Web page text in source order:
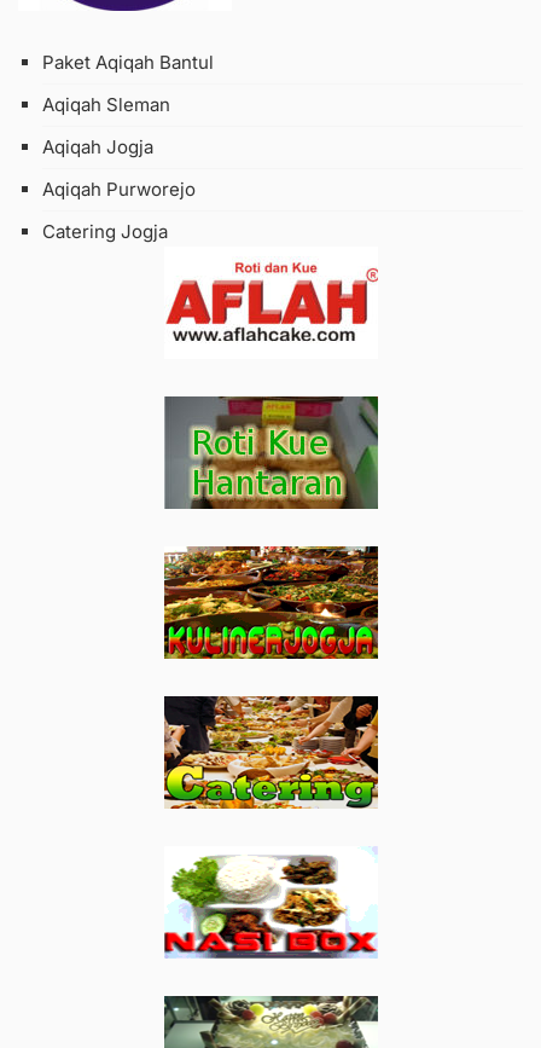
Paket Aqiqah Bantul
Aqiqah Sleman
Aqiqah Jogja
Aqiqah Purworejo
Catering Jogja